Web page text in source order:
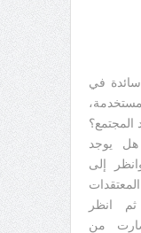
في
المجتمع؟
هل يوجد
إلى
انظر
صارت من